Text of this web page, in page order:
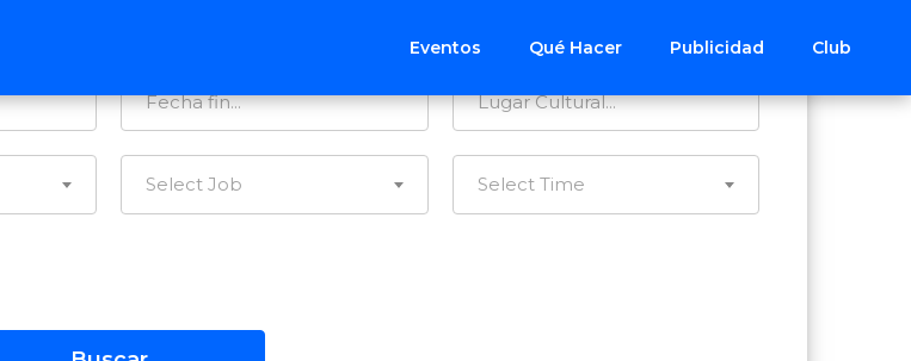
Eventos Qué Hacer Publicidad Club
Select Job Select Time